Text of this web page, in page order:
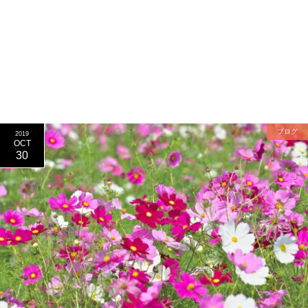
2019
OCT
30
ブログ